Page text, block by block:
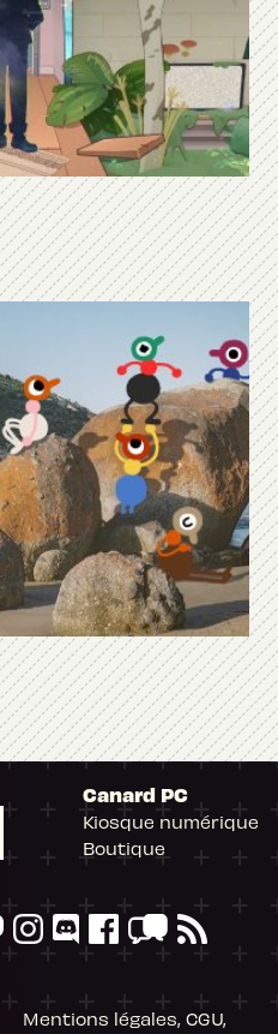
Canard PC
Kiosque numérique
Boutique
Mentions légales, CGU,